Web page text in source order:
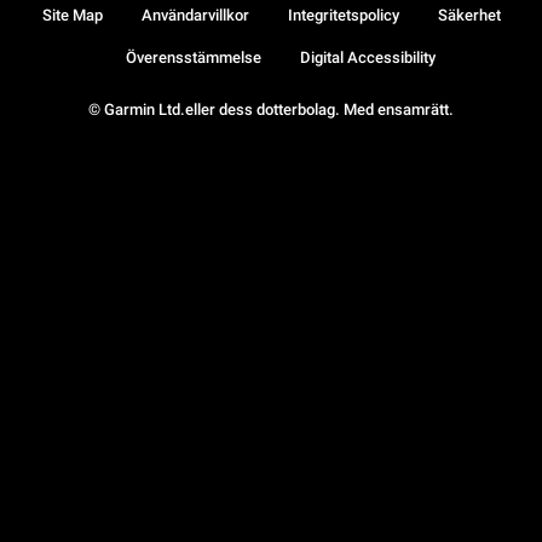
© Garmin Ltd.eller dess dotterbolag. Med ensamrätt.
Site Map Användarvillkor Integritetspolicy Säkerhet
Överensstämmelse Digital Accessibility